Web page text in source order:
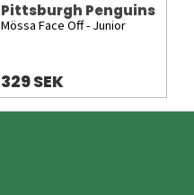
Pittsburgh Penguins
Mössa Face Off - Junior
329 SEK